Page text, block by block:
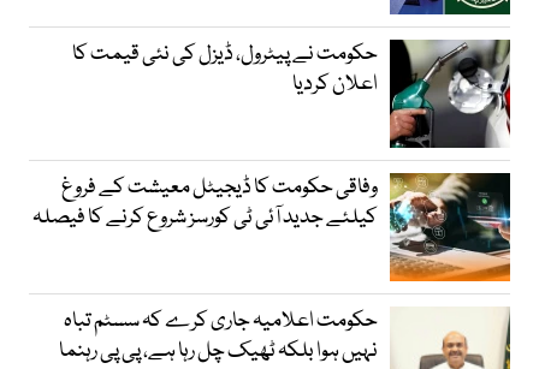
حکومت نے پیٹرول، ڈیزل کی نئی قیمت کا
اعلان کردیا
وفاقی حکومت کا ڈیجیٹل معیشت کے فروغ
کیلئے جدید آئی ٹی کورسز شروع کرنے کا فیصلہ
حکومت اعلامیہ جاری کرے کہ سسٹم تباہ
نہیں ہوا بلکہ ٹھیک چل رہا ہے، پی پی رہنما